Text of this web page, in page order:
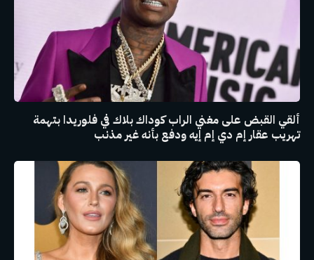
ألقي القبض على مغني الراب كوداك بلاك في فلوريدا بتهمة
تهريب عقار إم دي إم إيه ودفع بأنه غير مذنب